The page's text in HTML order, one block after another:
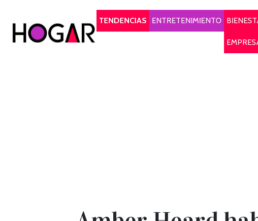
TENDENCIAS
ENTRETENIMIENTO